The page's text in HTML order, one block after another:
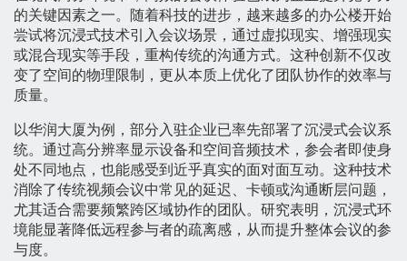
的关键因素之一。随着科技的进步，越来越多的办公楼开始
尝试将沉浸式技术引入会议场景，通过虚拟现实、增强现实
或混合现实等手段，重构传统的沟通方式。这种创新不仅改
变了空间的物理限制，更从本质上优化了团队协作的效率与
质量。
以华润大厦为例，部分入驻企业已率先部署了沉浸式会议系
统。通过高分辨率显示设备和空间音频技术，参会者即使身
处不同地点，也能感受到近乎真实的面对面互动。这种技术
消除了传统视频会议中常见的延迟、卡顿或沟通断层问题，
尤其适合需要频繁跨区域协作的团队。研究表明，沉浸式环
境能显著降低远程参与者的疏离感，从而提升整体会议的参
与度。